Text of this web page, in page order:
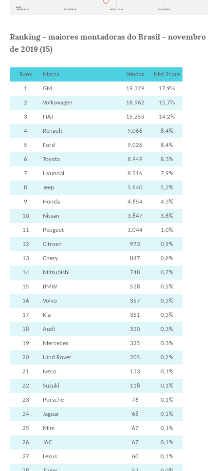
Ranking - maiores montadoras do Brasil - novembro
de 2019 (15)
Rank Marca Vendas Mkt Share
1 GM 19.329 17,9%
2 Volkswagen 16.962 15,7%
3 FIAT 15.253 14,2%
4 Renault 9.066 8,4%
5 Ford 9.026 8,4%
6 Toyota 8.949 8,3%
7 Hyundai 8.516 7,9%
8 Jeep 5.640 5,2%
9 Honda 4.654 4,3%
10 Nissan 3.847 3,6%
11 Peugeot 1.044 1,0%
12 Citroen 973 0,9%
13 Chery 887 0,8%
14 Mitsubishi 748 0,7%
15 BMW 538 0,5%
16 Volvo 357 0,3%
17 Kia 351 0,3%
18 Audi 330 0,3%
19 Mercedes 325 0,3%
20 Land Rover 205 0,2%
21 Iveco 133 0,1%
22 Suzuki 118 0,1%
23 Porsche 76 0,1%
24 Jaguar 68 0,1%
25 Mini 67 0,1%
26 JAC 67 0,1%
27 Lexus 60 0,1%